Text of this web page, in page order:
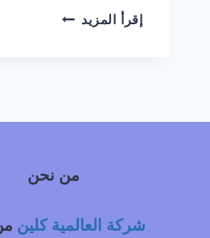
إقرأ المزيد شركة
|من نحن
شركة العالمية كلين